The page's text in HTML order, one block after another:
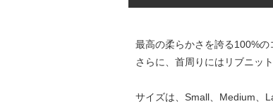
最高の柔らかさを誇る100%の
さらに、首周りにはリブニッ
サイズは、Small、Medium、